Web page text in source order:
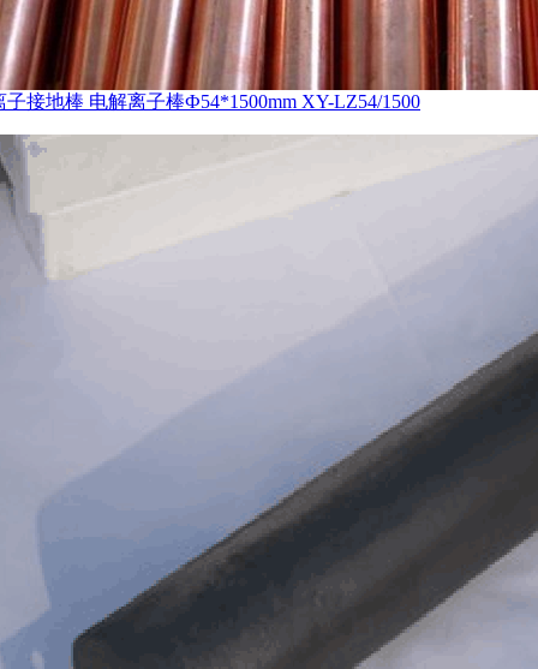
子接地棒 电解离子棒Ф54*1500mm XY-LZ54/1500